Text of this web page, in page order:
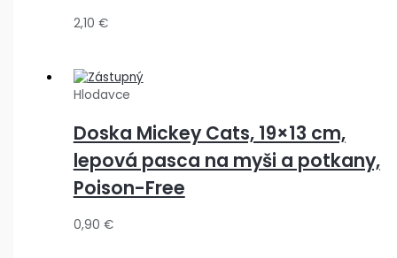
2,10 €
Hlodavce
Doska Mickey Cats, 19×13 cm,
lepová pasca na myši a potkany,
Poison-Free
0,90 €